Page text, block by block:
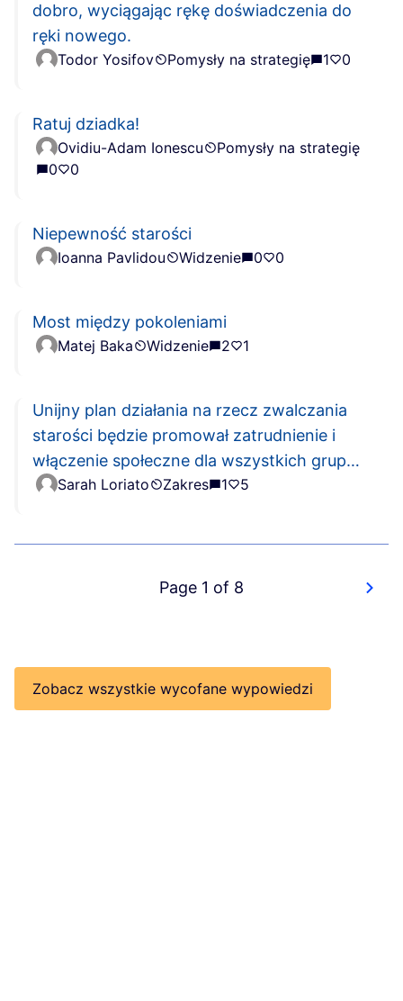
dobro, wyciągając rękę doświadczenia do
ręki nowego.
Todor Yosifov Pomysły na strategię 1 0
Ratuj dziadka!
Ovidiu-Adam Ionescu
Pomysły na strategię
0
0
Niepewność starości
Ioanna Pavlidou Widzenie 0 0
Most między pokoleniami
Matej Baka Widzenie 2 1
Unijny plan działania na rzecz zwalczania
starości będzie promował zatrudnienie i
włączenie społeczne dla wszystkich grup
wiekowych
Sarah Loriato Zakres 1 5
Page 1 of 8
Zobacz wszystkie wycofane wypowiedzi